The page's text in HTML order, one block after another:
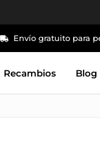
Envío gratuito para
Recambios Blog